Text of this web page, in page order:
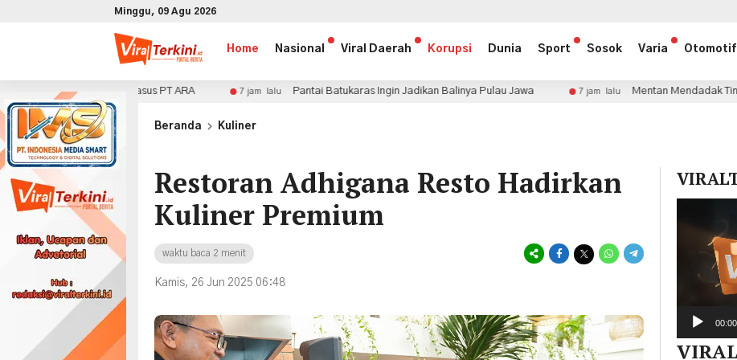
Minggu, 09 Agu 2026
Home Nasional Viral Daerah Korupsi Dunia Sport Sosok Varia Otomotif
Kasus PT ARA 7 jam lalu Pantai Batukaras Ingin Jadikan Balinya Pulau Jawa 7 jam lalu Mentan Mendadak Tinjau Langsung Ke
Beranda Kuliner
Restoran Adhigana Resto Hadirkan
Kuliner Premium
waktu baca 2 menit
Kamis, 26 Jun 2025 06:48
00:00